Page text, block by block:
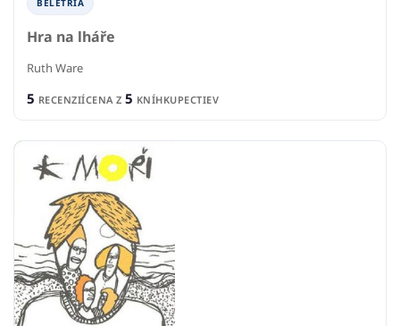
BELETRIA
Hra na lháře
Ruth Ware
5 RECENZIÍCENA Z 5 KNÍHKUPECTIEV